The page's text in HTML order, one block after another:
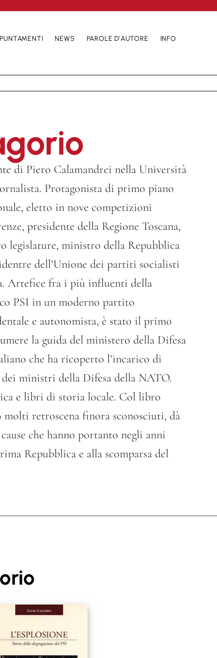
NEWS PAROLE D’AUTORE INFO
di Piero Calamandrei nella Università
Protagonista di primo piano
eletto in nove competizioni
presidente della Regione Toscana,
legislature, ministro della Repubblica
dell’Unione dei partiti socialisti
Artefice fra i più influenti della
PSI in un moderno partito
e autonomista, è stato il primo
la guida del ministero della Difesa
che ha ricoperto l’incarico di
ministri della Difesa della NATO.
e libri di storia locale. Col libro
molti retroscena finora sconosciuti, dà
che hanno portanto negli anni
Repubblica e alla scomparsa del